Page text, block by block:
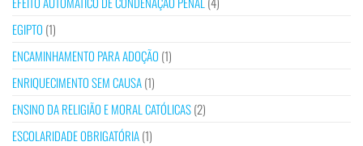
EGIPTO (1)
ENCAMINHAMENTO PARA ADOÇÃO (1)
ENRIQUECIMENTO SEM CAUSA(1)
ENSINO DA RELIGIÃO E MORAL CATÓLICAS(2)
ESCOLARIDADE OBRIGATÓRIA(1)